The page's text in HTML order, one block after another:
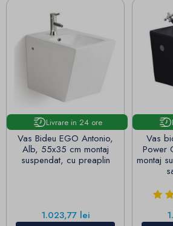
Livrare in 24 ore
Vas Bideu EGO Antonio,
Alb, 55x35 cm montaj
suspendat, cu preaplin
Pret
1.023,77 lei
Vas
Power
montaj